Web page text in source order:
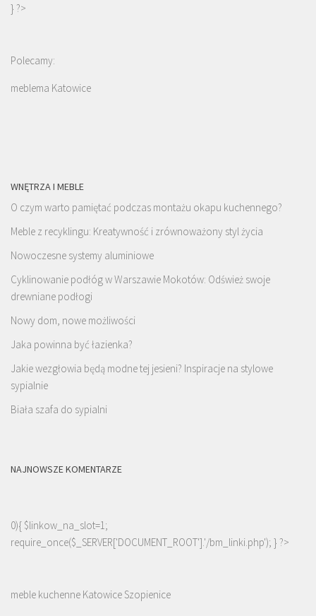
} ?>
Polecamy:
meblema Katowice
WNĘTRZA I MEBLE
O czym warto pamiętać podczas montażu okapu kuchennego?
Meble z recyklingu: Kreatywność i zrównoważony styl życia
Nowoczesne systemy aluminiowe
Cyklinowanie podłóg w Warszawie Mokotów: Odśwież swoje
drewniane podłogi
Nowy dom, nowe możliwości
Jaka powinna być łazienka?
Jakie wezgłowia będą modne tej jesieni? Inspiracje na stylowe
sypialnie
Biała szafa do sypialni
NAJNOWSZE KOMENTARZE
0){ $linkow_na_slot=1;
require_once($_SERVER['DOCUMENT_ROOT'].'/bm_linki.php'); } ?>
meble kuchenne Katowice Szopienice